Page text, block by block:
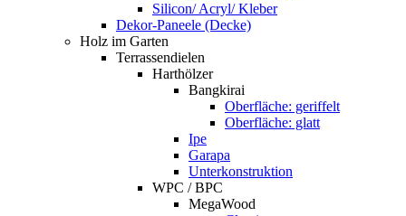
Silicon/ Acryl/ Kleber
Dekor-Paneele (Decke)
Holz im Garten
Terrassendielen
Harthölzer
Bangkirai
Oberfläche: geriffelt
Oberfläche: glatt
Ipe
Garapa
Unterkonstruktion
WPC / BPC
MegaWood